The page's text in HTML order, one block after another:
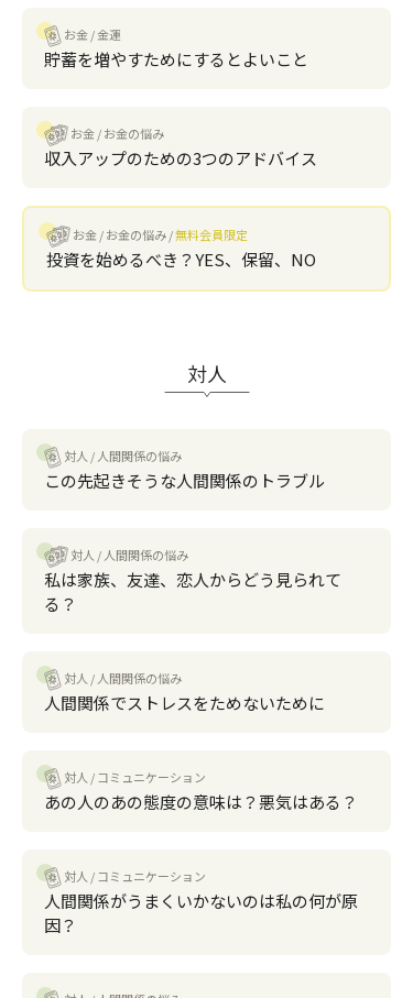
お金 金運
貯蓄を増やすためにするとよいこと
お金 お金の悩み
収入アップのための3つのアドバイス
お金 お金の悩み 無料会員限定
投資を始めるべき？YES、保留、NO
対人
対人 人間関係の悩み
この先起きそうな人間関係のトラブル
対人 人間関係の悩み
私は家族、友達、恋人からどう見られて
る？
対人 人間関係の悩み
人間関係でストレスをためないために
対人 コミュニケーション
あの人のあの態度の意味は？悪気はある？
対人 コミュニケーション
人間関係がうまくいかないのは私の何が原
因？